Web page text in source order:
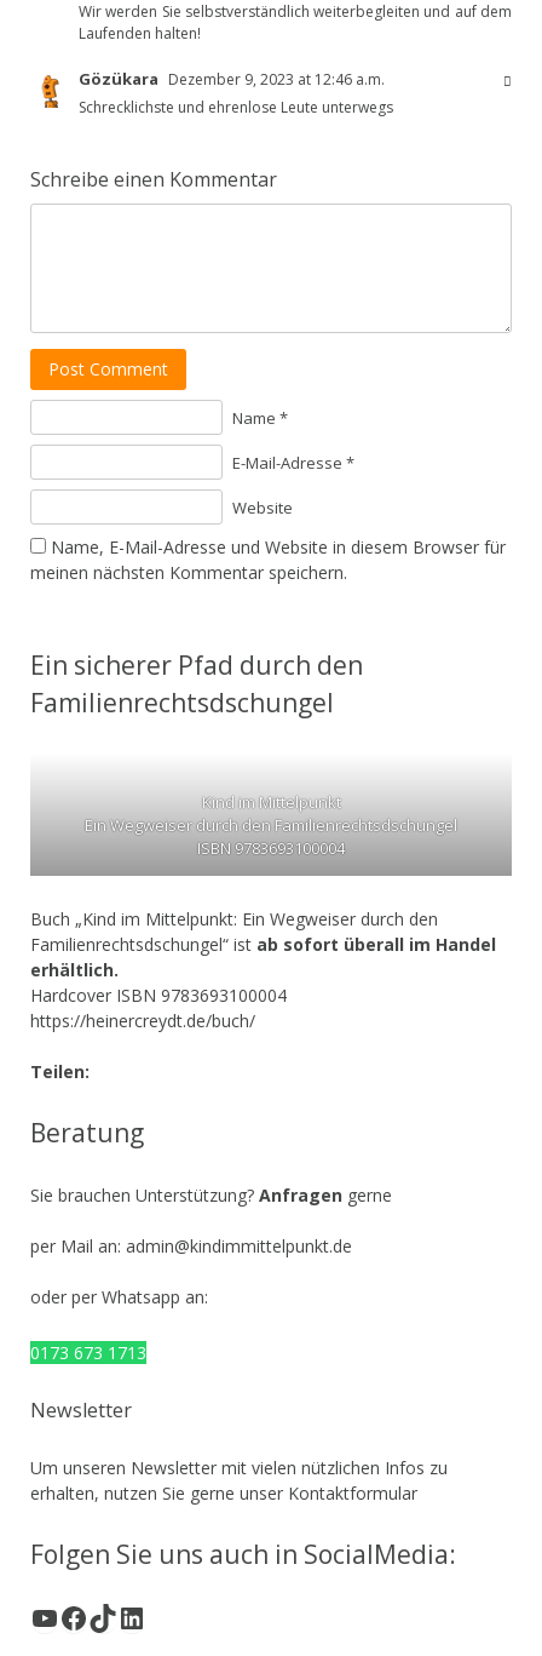
Wir werden Sie selbstverständlich weiterbegleiten und auf dem
Laufenden halten!
Gözükara Dezember 9, 2023 at 12:46 a.m.
Schrecklichste und ehrenlose Leute unterwegs
Schreibe einen Kommentar
Post Comment
Name *
E-Mail-Adresse *
Website
Name, E-Mail-Adresse und Website in diesem Browser für
meinen nächsten Kommentar speichern.
Ein sicherer Pfad durch den
Familienrechtsdschungel
Kind im Mittelpunkt
Ein Wegweiser durch den Familienrechtsdschungel
ISBN 9783693100004
Buch „Kind im Mittelpunkt: Ein Wegweiser durch den
Familienrechtsdschungel“ ist ab sofort überall im Handel
erhältlich.
Hardcover ISBN 9783693100004
https://heinercreydt.de/buch/
Teilen:
Beratung
Sie brauchen Unterstützung? Anfragen gerne
per Mail an: admin@kindimmittelpunkt.de
oder per Whatsapp an:
0173 673 1713
Newsletter
Um unseren Newsletter mit vielen nützlichen Infos zu
erhalten, nutzen Sie gerne unser Kontaktformular
Folgen Sie uns auch in SocialMedia:
YouTube
Facebook
TikTok
LinkedIn